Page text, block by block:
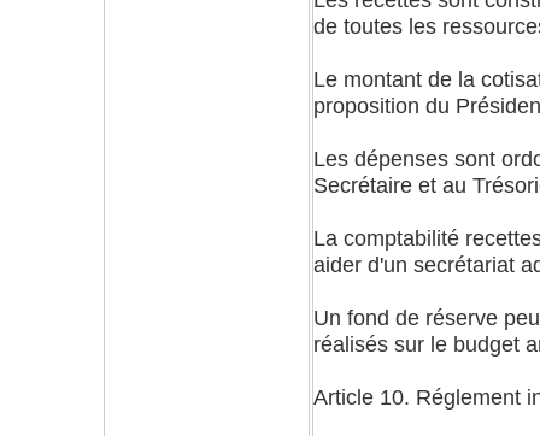
de toutes les
Le montant de la
proposition du
Les dépenses sont
Secrétaire et au
La comptabilité
aider d'un secrétariat
Un fond de réserve
réalisés sur le budget
Article 10. Réglement